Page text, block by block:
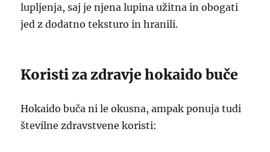
lupljenja, saj je njena lupina užitna in obogati
jed z dodatno teksturo in hranili.
Koristi za zdravje hokaido buče
Hokaido buča ni le okusna, ampak ponuja tudi
številne zdravstvene koristi: